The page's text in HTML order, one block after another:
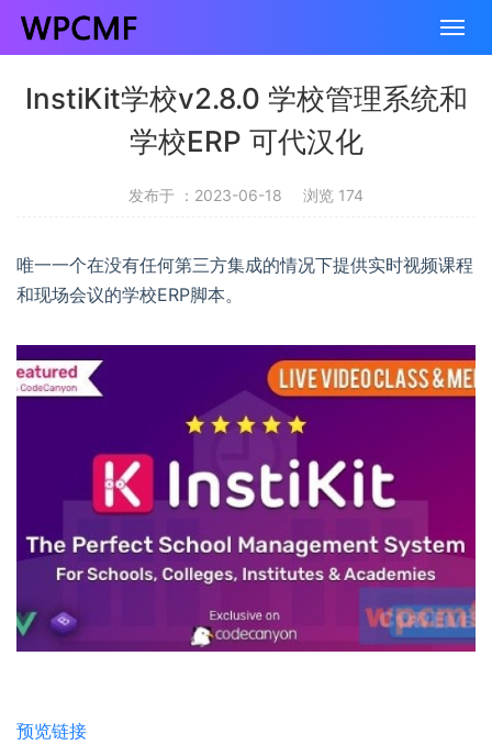
InstiKit学校v2.8.0 学校管理系统和
学校ERP 可代汉化
发布于 ：2023-06-18 浏览 174
唯一一个在没有任何第三方集成的情况下提供实时视频课程
和现场会议的学校ERP脚本。
预览链接